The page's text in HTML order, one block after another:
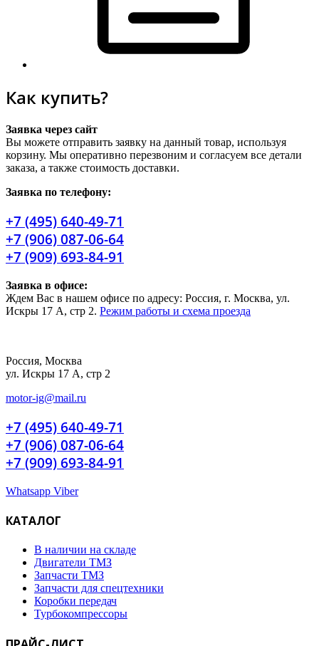
Как купить?
Заявка через сайт
Вы можете отправить заявку на данный товар, используя
корзину. Мы оперативно перезвоним и согласуем все детали
заказа, а также стоимость доставки.
Заявка по телефону:
+7 (495) 640-49-71
+7 (906) 087-06-64
+7 (909) 693-84-91
Заявка в офисе:
Ждем Вас в нашем офисе по адресу: Россия, г. Москва, ул.
Искры 17 А, стр 2. Режим работы и схема проезда
Россия, Москва
ул. Искры 17 А, стр 2
motor-ig@mail.ru
+7 (495) 640-49-71
+7 (906) 087-06-64
+7 (909) 693-84-91
Whatsapp Viber
КАТАЛОГ
В наличии на складе
Двигатели ТМЗ
Запчасти ТМЗ
Запчасти для спецтехники
Коробки передач
Турбокомпрессоры